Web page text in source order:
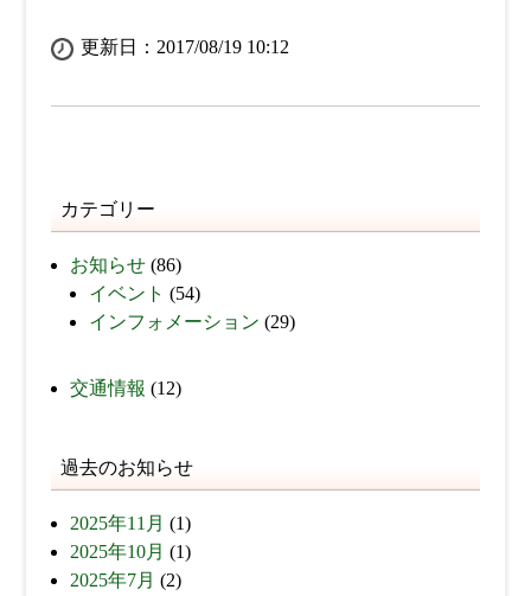
更新日：2017/08/19 10:12
カテゴリー
お知らせ(86)
イベント (54)
インフォメーション (29)
交通情報 (12)
過去のお知らせ
2025年11月 (1)
2025年10月 (1)
2025年7月 (2)